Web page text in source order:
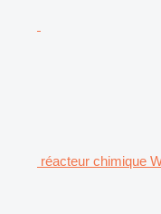
réacteur chimique